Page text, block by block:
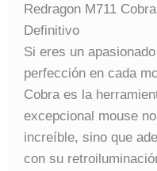
Redragon M711
Definitivo
Si eres un
perfección en cada
Cobra es la
excepcional mouse
increíble, sino que
con su